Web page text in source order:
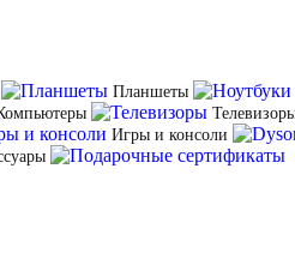
Планшеты
Игры и консоли